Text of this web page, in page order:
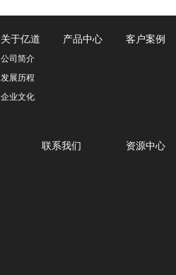
关于亿道
公司简介
发展历程
企业文化
产品中心 客户案例
联系我们 资源中心